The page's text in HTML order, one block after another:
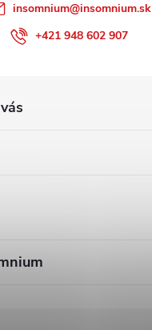
insomnium@insomnium.sk
+421 948 602 907